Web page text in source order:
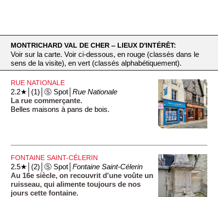
MONTRICHARD VAL DE CHER ‒ LIEUX D'INTÉRÊT:
Voir sur la carte. Voir ci-dessous, en rouge (classés dans le
sens de la visite), en vert (classés alphabétiquement).
RUE NATIONALE
2.2★│(1)│Ⓢ Spot│Rue Nationale
La rue commerçante.
Belles maisons à pans de bois.
FONTAINE SAINT-CÉLERIN
2.5★│(2)│Ⓢ Spot│Fontaine Saint-Célerin
Au 16e siècle, on recouvrit d'une voûte un
ruisseau, qui alimente toujours de nos
jours cette fontaine.